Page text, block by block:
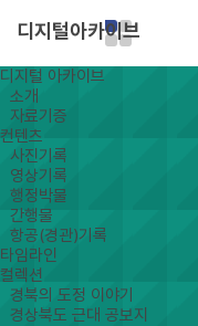
디지털아카이브
디지털 아카이브
소개
자료기증
컨텐츠
사진기록
영상기록
행정박물
간행물
항공(경관)기록
타임라인
컬렉션
경북의 도정 이야기
경상북도 근대 공보지